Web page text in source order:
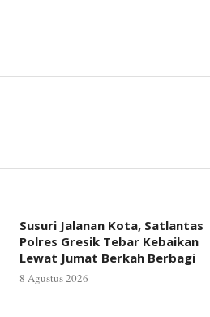
Susuri Jalanan Kota, Satlantas
Polres Gresik Tebar Kebaikan
Lewat Jumat Berkah Berbagi
8 Agustus 2026